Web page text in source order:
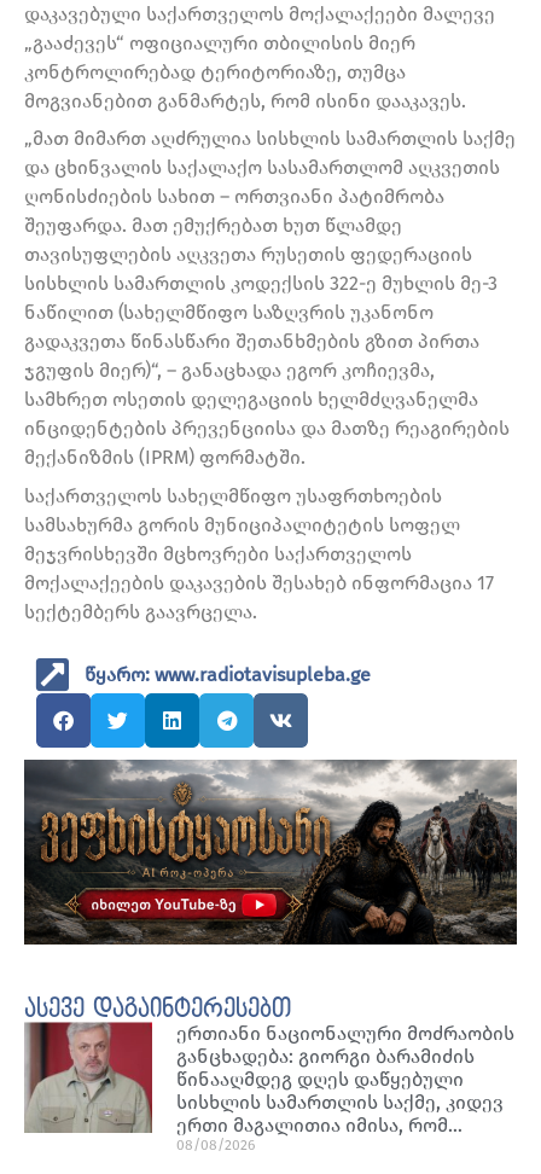
დაკავებული საქართველოს მოქალაქეები მალევე
„გააძევეს“ ოფიციალური თბილისის მიერ
კონტროლირებად ტერიტორიაზე, თუმცა
მოგვიანებით განმარტეს, რომ ისინი დააკავეს.
„მათ მიმართ აღძრულია სისხლის სამართლის საქმე
და ცხინვალის საქალაქო სასამართლომ აღკვეთის
ღონისძიების სახით – ორთვიანი პატიმრობა
შეუფარდა. მათ ემუქრებათ ხუთ წლამდე
თავისუფლების აღკვეთა რუსეთის ფედერაციის
სისხლის სამართლის კოდექსის 322-ე მუხლის მე-3
ნაწილით (სახელმწიფო საზღვრის უკანონო
გადაკვეთა წინასწარი შეთანხმების გზით პირთა
ჯგუფის მიერ)“, – განაცხადა ეგორ კოჩიევმა,
სამხრეთ ოსეთის დელეგაციის ხელმძღვანელმა
ინციდენტების პრევენციისა და მათზე რეაგირების
მექანიზმის (IPRM) ფორმატში.
საქართველოს სახელმწიფო უსაფრთხოების
სამსახურმა გორის მუნიციპალიტეტის სოფელ
მეჯვრისხევში მცხოვრები საქართველოს
მოქალაქეების დაკავების შესახებ ინფორმაცია 17
სექტემბერს გაავრცელა.
წყარო: www.radiotavisupleba.ge
ასევე დაგაინტერესებთ
ერთიანი ნაციონალური მოძრაობის
განცხადება: გიორგი ბარამიძის
წინააღმდეგ დღეს დაწყებული
სისხლის სამართლის საქმე, კიდევ
ერთი მაგალითია იმისა, რომ…
08/08/2026